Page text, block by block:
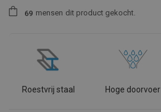
69 mensen dit product gekocht.
Roestvrij staal Hoge doorvoer